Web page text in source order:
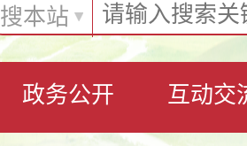
搜本站
政务公开 互动交